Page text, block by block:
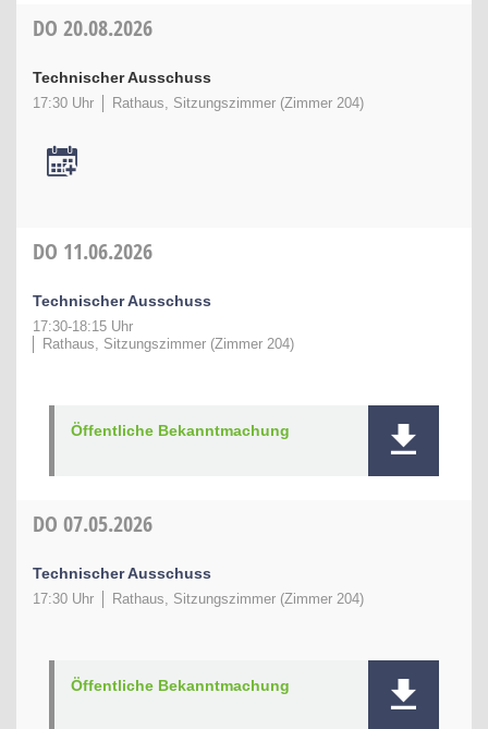
DO 20.08.2026
Technischer Ausschuss
17:30 Uhr Rathaus, Sitzungszimmer (Zimmer 204)
DO 11.06.2026
Technischer Ausschuss
17:30-18:15 Uhr
Rathaus, Sitzungszimmer (Zimmer 204)
Öffentliche Bekanntmachung
DO 07.05.2026
Technischer Ausschuss
17:30 Uhr Rathaus, Sitzungszimmer (Zimmer 204)
Öffentliche Bekanntmachung